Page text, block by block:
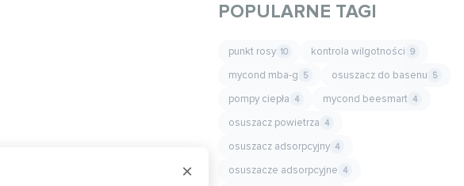
POPULARNE TAGI
punkt rosy 10 kontrola wilgotności 9
mycond mba-g 5 osuszacz do basenu 5
pompy ciepła 4 mycond beesmart 4
osuszacz powietrza 4
osuszacz adsorpcyjny 4
osuszacze adsorpcyjne 4
×